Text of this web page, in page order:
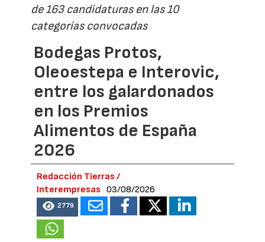
de 163 candidaturas en las 10
categorías convocadas
Bodegas Protos,
Oleoestepa e Interovic,
entre los galardonados
en los Premios
Alimentos de España
2026
Redacción Tierras /
Interempresas
03/08/2026
2779